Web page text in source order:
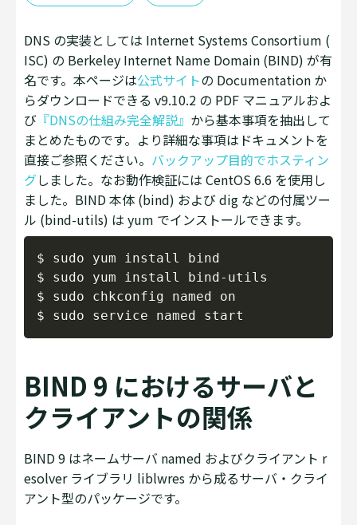
DNS の実装としては Internet Systems Consortium (
ISC) の Berkeley Internet Name Domain (BIND) が有
名です。本ページは公式サイトの Documentation か
らダウンロードできる v9.10.2 の PDF マニュアルおよ
び 『DNSの仕組み完全解説』 から基本事項を抽出して
まとめたものです。より詳細な事項はドキュメントを
直接ご参照ください。 バックアップ目的でホスティン
グしました。なお動作検証には CentOS 6.6 を使用し
ました。BIND 本体 (bind) および dig などの付属ツー
ル (bind-utils) は yum でインストールできます。
$ sudo yum install bind
$ sudo yum install bind-utils
$ sudo chkconfig named on
BIND 9 におけるサーバと
クライアントの関係
BIND 9 はネームサーバ named およびクライアント r
esolver ライブラリ liblwres から成るサーバ・クライ
アント型のパッケージです。